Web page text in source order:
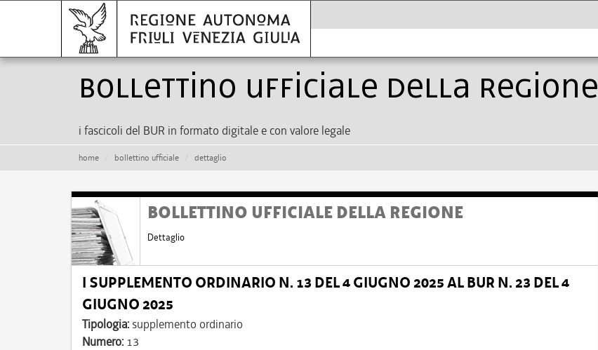
bollettino ufficiale della Regione
i fascicoli del BUR in formato digitale e con valore legale
home bollettino ufficiale dettaglio
BOLLETTINO UFFICIALE DELLA REGIONE
Dettaglio
I SUPPLEMENTO ORDINARIO N. 13 DEL 4 GIUGNO 2025 AL BUR N. 23 DEL 4
GIUGNO 2025
Tipologia: supplemento ordinario
Numero: 13